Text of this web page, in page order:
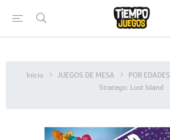
Inicio JUEGOS DE MESA POR EDADES
Stratego: Lost Island